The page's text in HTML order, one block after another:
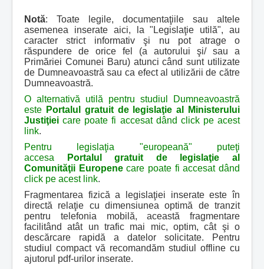
Notă: Toate legile, documentaţiile sau altele
asemenea inserate aici, la "Legislaţie utilă", au
caracter strict informativ şi nu pot atrage o
răspundere de orice fel (a autorului şi/ sau a
Primăriei Comunei Baru) atunci când sunt utilizate
de Dumneavoastră sau ca efect al utilizării de către
Dumneavoastră.
O alternativă utilă pentru studiul Dumneavoastră
este Portalul gratuit de legislaţie al Ministerului
Justiţiei care poate fi accesat dând click pe acest
link.
Pentru legislaţia "europeană" puteţi
accesa
Portalul gratuit de legislaţie al
Comunităţii Europenecare poate fi accesat dând
click pe acest link.
Fragmentarea fizică a legislaţiei inserate este în
directă relaţie cu dimensiunea optimă de tranzit
pentru telefonia mobilă, această fragmentare
facilitând atât un trafic mai mic, optim, cât şi o
descărcare rapidă a datelor solicitate. Pentru
studiul compact vă recomandăm studiul offline cu
ajutorul pdf-urilor inserate.